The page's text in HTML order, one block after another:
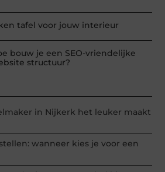
tafel voor jouw interieur
bouw je een SEO-vriendelijke
structuur?
in Nijkerk het leuker maakt
wanneer kies je voor een